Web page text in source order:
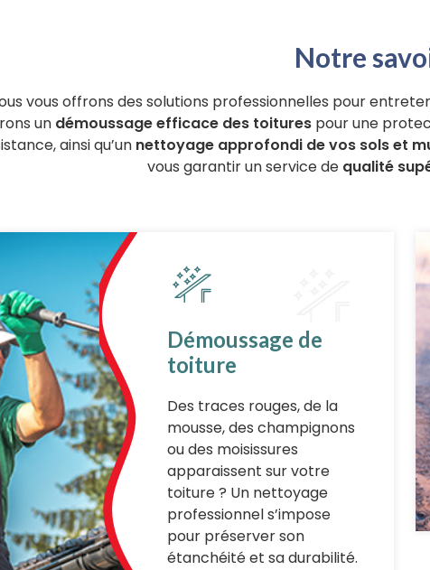
Notre
vous offrons des solutions professionnelles pour
un démoussage efficace des toitures pour une
ainsi qu’un nettoyage approfondi de vos sols et
vous garantir un service de qualité
Démoussage de
toiture
Des traces rouges, de la
mousse, des champignons
ou des moisissures
apparaissent sur votre
toiture ? Un nettoyage
professionnel s’impose
pour préserver son
étanchéité et sa durabilité.